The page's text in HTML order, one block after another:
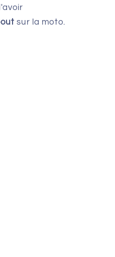
sur la moto.